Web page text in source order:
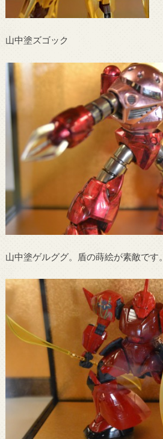
山中塗ズゴック
山中塗ゲルググ。盾の蒔絵が素敵です。